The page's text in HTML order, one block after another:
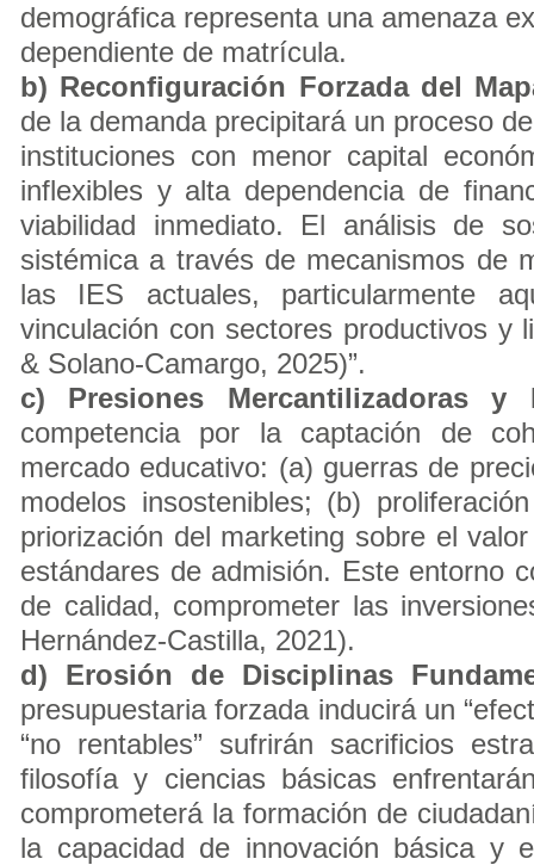
demográfica representa una amenaza
dependiente de matrícula.
b) Reconfiguración Forzada del
de la demanda precipitará un proceso
instituciones con menor capital
inflexibles y alta dependencia de
viabilidad inmediato. El análisis de
sistémica a través de mecanismos de
las IES actuales, particularmente
vinculación con sectores productivos y
& Solano-Camargo, 2025)”.
c) Presiones Mercantilizadoras y
competencia por la captación de
mercado educativo: (a) guerras de
modelos insostenibles; (b)
priorización del marketing sobre el
estándares de admisión. Este entorno
de calidad, comprometer las
Hernández-Castilla, 2021).
d) Erosión de Disciplinas
presupuestaria forzada inducirá un
“no rentables” sufrirán sacrificios
filosofía y ciencias básicas
comprometerá la formación de
la capacidad de innovación básica y